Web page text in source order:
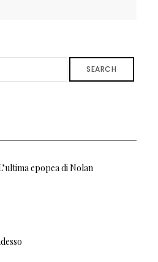
SEARCH
epopea di Nolan